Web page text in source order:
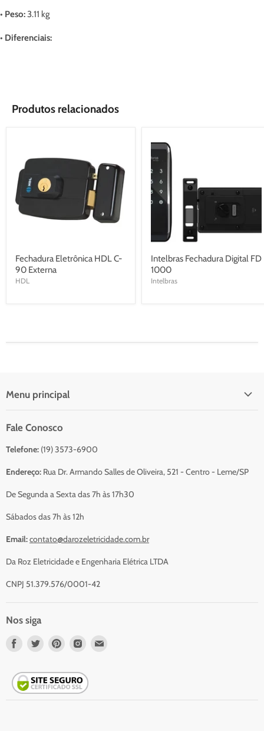
• Peso:3.11 kg
• Diferenciais:
Produtos relacionados
Fechadura Eletrônica HDL C-
90 Externa
HDL
Intelbras Fechadura Digital FD
1000
Intelbras
Menu principal
Catálogo Para Orçamento
Resumo do Orçamento
Sobre Nós
Fale Conosco
Telefone: (19) 3573-6900
Endereço: Rua Dr. Armando Salles de Oliveira, 521 - Centro - Leme/SP
De Segunda a Sexta das 7h às 17h30
Sábados das 7h às 12h
Email:contato@darozeletricidade.com.br
Da Roz Eletricidade e Engenharia Elétrica LTDA
CNPJ 51.379.576/0001-42
Nos siga
Nos
em
Facebook
Nos
em
Twitter
Nos
em
Pinterest
Nos
Instagram